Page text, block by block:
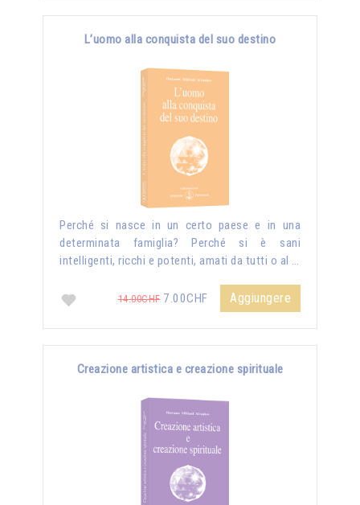
L’uomo alla conquista del suo destino
Perché si nasce in un certo paese e in una
determinata famiglia? Perché si è sani
intelligenti, ricchi e potenti, amati da tutti o al …
14.00CHF7.00CHF Aggiungere
Creazione artistica e creazione spirituale